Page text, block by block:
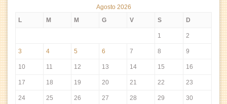
Agosto 2026
L
M M G V S D
1 2
3 4 5 6 7 8 9
10 11 12 13 14 15 16
17 18 19 20 21 22 23
24 25 26 27 28 29 30